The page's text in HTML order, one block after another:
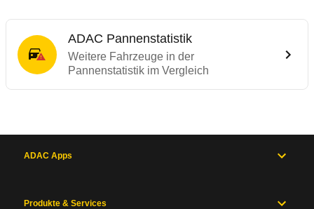
ADAC Pannenstatistik
Weitere Fahrzeuge in der
Pannenstatistik im Vergleich
ADAC Apps
Produkte & Services